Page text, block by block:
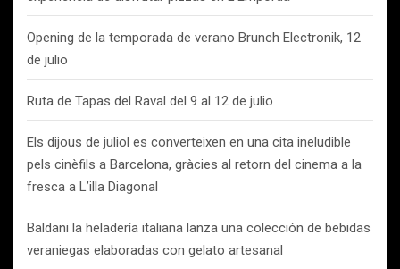
Opening de la temporada de verano Brunch Electronik, 12
de julio
Ruta de Tapas del Raval del 9 al 12 de julio
Els dijous de juliol es converteixen en una cita ineludible
pels cinèfils a Barcelona, gràcies al retorn del cinema a la
fresca a L’illa Diagonal
Baldani la heladería italiana lanza una colección de bebidas
veraniegas elaboradas con gelato artesanal